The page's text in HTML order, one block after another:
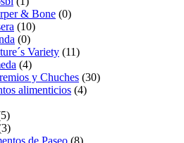
& Bone (0)
(10)
(0)
Variety (11)
(4)
y Chuches (30)
alimenticios (4)